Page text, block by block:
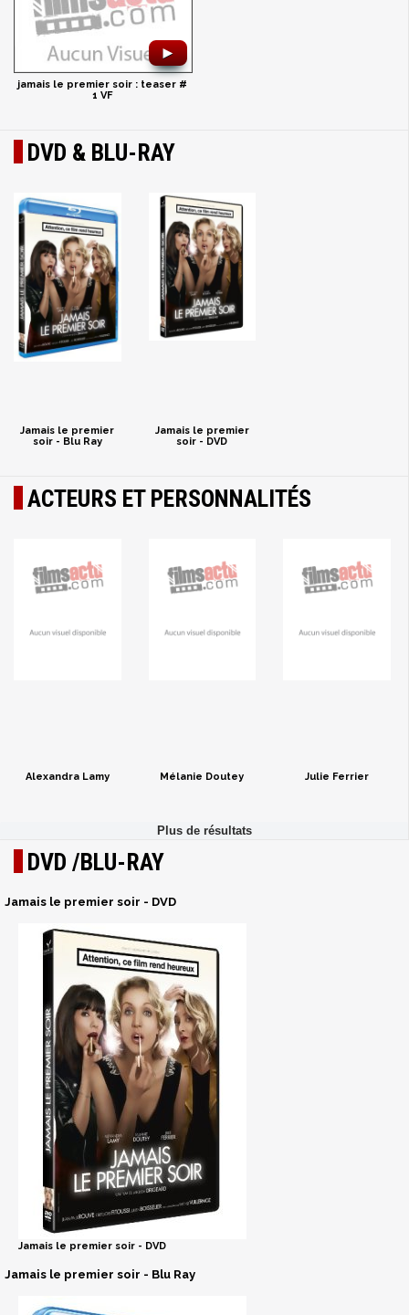
►
jamais le premier soir : teaser #
1 VF
DVD & BLU-RAY
Jamais le premier
soir - Blu Ray
Jamais le premier
soir - DVD
ACTEURS ET PERSONNALITÉS
Alexandra Lamy Mélanie Doutey Julie Ferrier
DVD /BLU-RAY
Jamais le premier soir - DVD
Jamais le premier soir - DVD
Jamais le premier soir - Blu Ray